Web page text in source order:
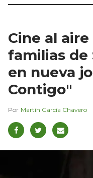
Cine al
familias de
en nueva
Contigo"
Martín García Chavero